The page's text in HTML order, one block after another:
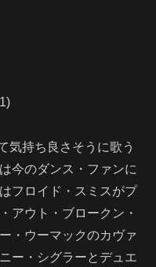
気持ち良さそうに歌う
今のダンス・ファンに
フロイド・スミスがプ
アウト・ブロークン・
・ウーマックのカヴァ
ー・シグラーとデュエ